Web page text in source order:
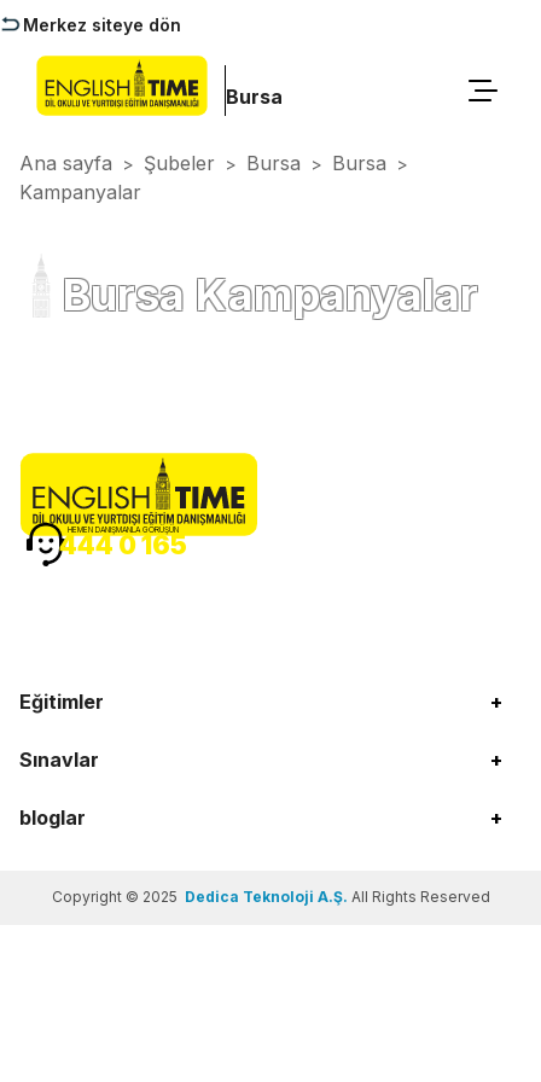
Merkez siteye dön
Bursa
Ana sayfa > Şubeler > Bursa > Bursa >
Kampanyalar
Bursa Kampanyalar
Eğitimler +
Sınavlar +
bloglar +
HEMEN DANIŞMANLA GÖRÜŞÜN
444 0 165
Copyright © 2025 Dedica Teknoloji A.Ş. All Rights Reserved